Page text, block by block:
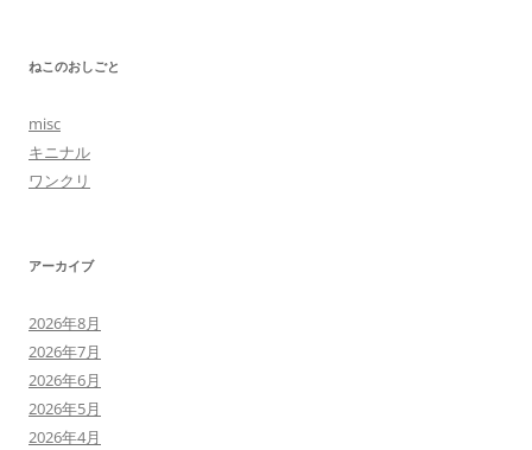
ねこのおしごと
misc
キニナル
ワンクリ
アーカイブ
2026年8月
2026年7月
2026年6月
2026年5月
2026年4月